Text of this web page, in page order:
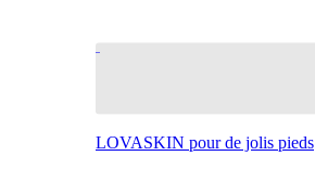
LOVASKIN pour de jolis pieds